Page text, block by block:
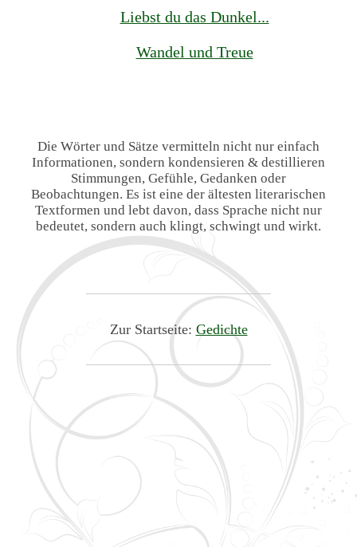
Liebst du das Dunkel...
Wandel und Treue
Die Wörter und Sätze vermitteln nicht nur einfach
Informationen, sondern kondensieren & destillieren
Stimmungen, Gefühle, Gedanken oder
Beobachtungen. Es ist eine der ältesten literarischen
Textformen und lebt davon, dass Sprache nicht nur
bedeutet, sondern auch klingt, schwingt und wirkt.
Zur Startseite: Gedichte